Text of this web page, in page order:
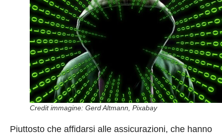
Credit immagine: Gerd Altmann, Pixabay
Piuttosto che affidarsi alle assicurazioni, che hanno